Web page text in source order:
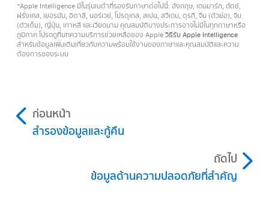
*Apple Intelligence มีในรุ่นเบต้าที่รองรับภาษาต่อไปนี้: อังกฤษ, เดนมาร์ก, ดัตช์,
ฝรั่งเศส, เยอรมัน, อิตาลี, นอร์เวย์, โปรตุเกส, สเปน, สวีเดน, ตุรกี, จีน (ตัวย่อ), จีน
(ตัวเต็ม), ญี่ปุ่น, เกาหลี และเวียดนาม คุณสมบัติบางประการอาจไม่มีในทุกภาษาหรือ
ภูมิภาค โปรดดูที่บทความบริการช่วยเหลือของ Apple วิธีรับ Apple Intelligence
สำหรับข้อมูลเพิ่มเติมเกี่ยวกับความพร้อมใช้งานของภาษาและคุณสมบัติและความ
ต้องการของระบบ
ก่อนหน้า
สำรองข้อมูลและกู้คืน
ถัดไป
ข้อมูลด้านความปลอดภัยที่สำคัญ